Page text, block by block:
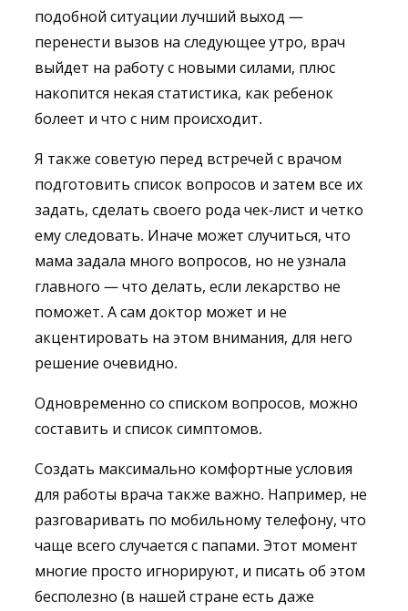
подобной ситуации лучший выход —
перенести вызов на следующее утро, врач
выйдет на работу с новыми силами, плюс
накопится некая статистика, как ребенок
болеет и что с ним происходит.
Я также советую перед встречей с врачом
подготовить список вопросов и затем все их
задать, сделать своего рода чек-лист и четко
ему следовать. Иначе может случиться, что
мама задала много вопросов, но не узнала
главного — что делать, если лекарство не
поможет. А сам доктор может и не
акцентировать на этом внимания, для него
решение очевидно.
Одновременно со списком вопросов, можно
составить и список симптомов.
Создать максимально комфортные условия
для работы врача также важно. Например, не
разговаривать по мобильному телефону, что
чаще всего случается с папами. Этот момент
многие просто игнорируют, и писать об этом
бесполезно (в нашей стране есть даже